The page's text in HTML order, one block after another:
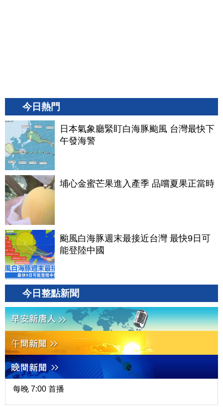
今日熱門
日本氣象廳緊盯白海豚颱風 台灣最快下
午發海警
埔心金蜜芒果進入產季 品嚐夏果正當時
颱風白海豚週末最接近台灣 最快9日可
能登陸中國
今日整點新聞
每晚 7:00 首播